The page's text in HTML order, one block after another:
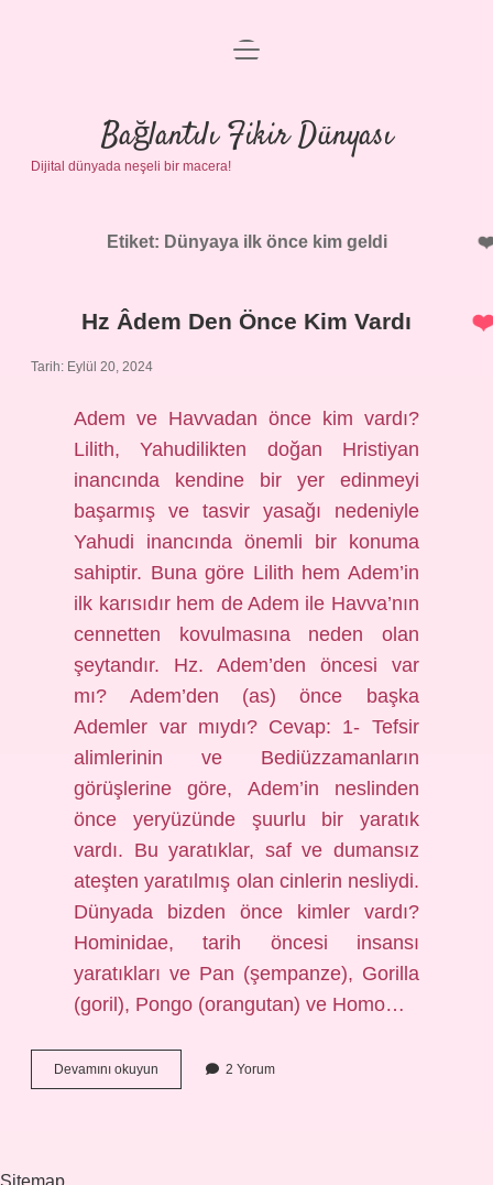
Anasayfa
Gizlilik Politikası
Yasal Uyarı
menüyü
Bağlantılı Fikir Dünyası
Dijital dünyada neşeli bir macera!
Etiket: Dünyaya ilk önce kim geldi
Hz Âdem Den Önce Kim Vardı
Tarih: Eylül 20, 2024
Adem ve Havvadan önce kim vardı?
Lilith, Yahudilikten doğan Hristiyan
inancında kendine bir yer edinmeyi
başarmış ve tasvir yasağı nedeniyle
Yahudi inancında önemli bir konuma
sahiptir. Buna göre Lilith hem Adem’in
ilk karısıdır hem de Adem ile Havva’nın
cennetten kovulmasına neden olan
şeytandır. Hz. Adem’den öncesi var
mı? Adem’den (as) önce başka
Ademler var mıydı? Cevap: 1- Tefsir
alimlerinin ve Bediüzzamanların
görüşlerine göre, Adem’in neslinden
önce yeryüzünde şuurlu bir yaratık
vardı. Bu yaratıklar, saf ve dumansız
ateşten yaratılmış olan cinlerin nesliydi.
Dünyada bizden önce kimler vardı?
Hominidae, tarih öncesi insansı
yaratıkları ve Pan (şempanze), Gorilla
(goril), Pongo (orangutan) ve Homo…
Devamını okuyun
Âdem
2 Yorum
Sitemap